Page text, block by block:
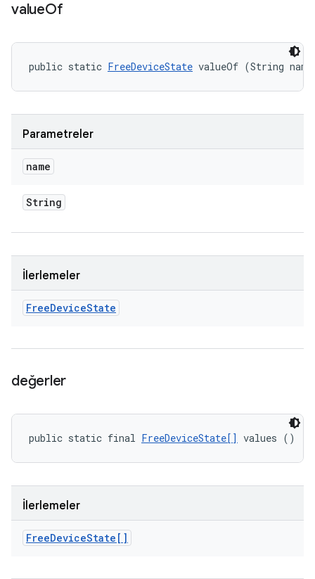
valueOf
public static FreeDeviceState valueOf (String
Parametreler
name
String
İlerlemeler
FreeDeviceState
değerler
public static final FreeDeviceState[] values ()
İlerlemeler
FreeDeviceState[]